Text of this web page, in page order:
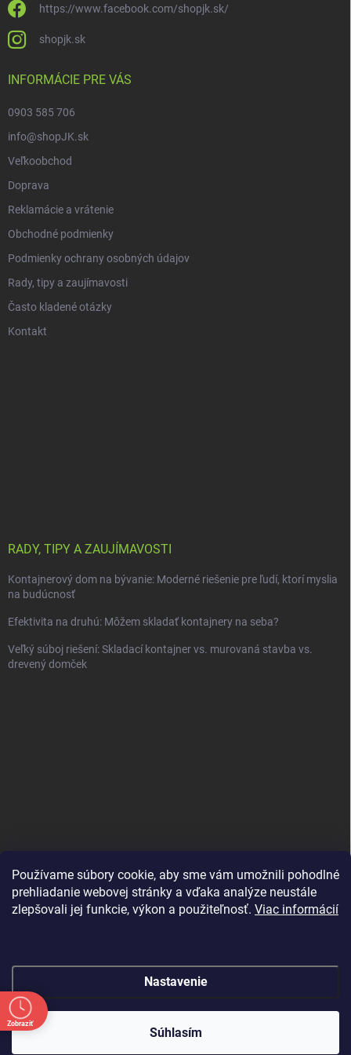
Používame súbory cookie, aby sme vám umožnili pohodlné
prehliadanie webovej stránky a vďaka analýze neustále
zlepšovali jej funkcie, výkon a použiteľnosť. Viac informácií
Nastavenie
Súhlasím
https://www.facebook.com/shopjk.sk/
shopjk.sk
INFORMÁCIE PRE VÁS
0903 585 706
info@shopJK.sk
Veľkoobchod
Doprava
Reklamácie a vrátenie
Obchodné podmienky
Podmienky ochrany osobných údajov
Rady, tipy a zaujímavosti
Často kladené otázky
Kontakt
RADY, TIPY A ZAUJÍMAVOSTI
Kontajnerový dom na bývanie: Moderné riešenie pre ľudí, ktorí myslia
na budúcnosť
Efektivita na druhú: Môžem skladať kontajnery na seba?
Veľký súboj riešení: Skladací kontajner vs. murovaná stavba vs.
drevený domček
Copyright 2026shopJK.sk. Všetky práva vyhradené.Upraviť nastavenie
cookies
Zobraziť